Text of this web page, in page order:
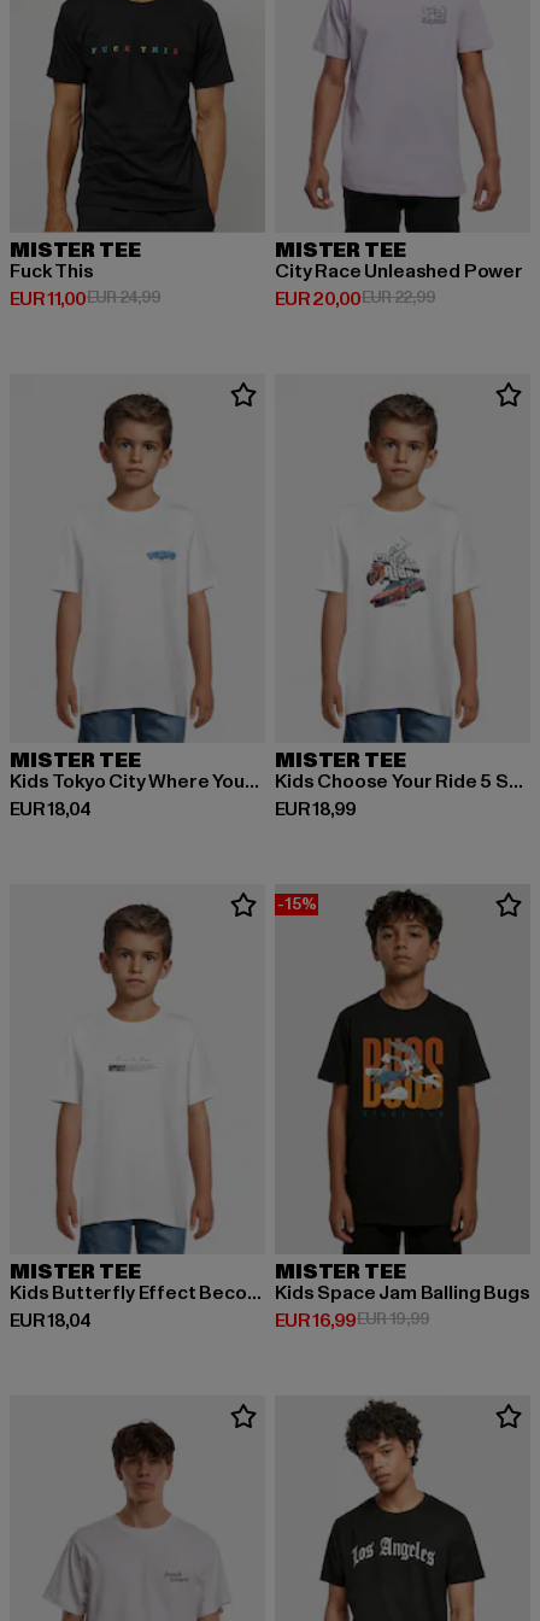
MISTER TEE
Fuck This
EUR 11,00
Derzeitiger Preis: EUR 11,00
EUR 24,99Aktionspreis: EUR 24,99
MISTER TEE
City Race Unleashed Power
EUR 20,00
Derzeitiger Preis: EUR 20,00
EUR 22,99Aktionspreis:
MISTER TEE
Kids Tokyo City Where Your Future Begins Tee
EUR 18,04
Derzeitiger Preis: EUR 18,04
MISTER TEE
Kids Choose Your Ride 5 Stars Tee
EUR 18,99
Derzeitiger Preis: EUR 18,99
MISTER TEE
Kids Butterfly Effect Become The Change Tee
EUR 18,04
Derzeitiger Preis: EUR 18,04
-15%
MISTER TEE
Kids Space Jam Balling Bugs
EUR 16,99
Derzeitiger Preis: EUR 16,99
EUR 19,99Aktionspreis: